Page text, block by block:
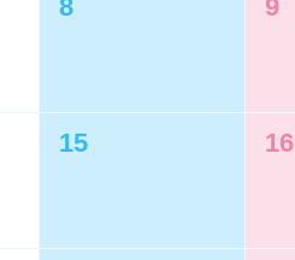
8 9
15 16